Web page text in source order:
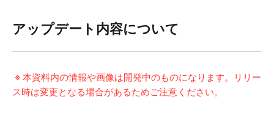
アップデート内容について
※ 本資料内の情報や画像は開発中のものになります。リリー
ス時は変更となる場合があるためご注意ください。